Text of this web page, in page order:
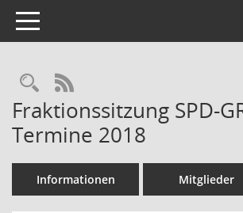
Toggle navigation
RSS-Feed
Fraktionssitzung SPD-
Termine 2018
Informationen Mitglieder